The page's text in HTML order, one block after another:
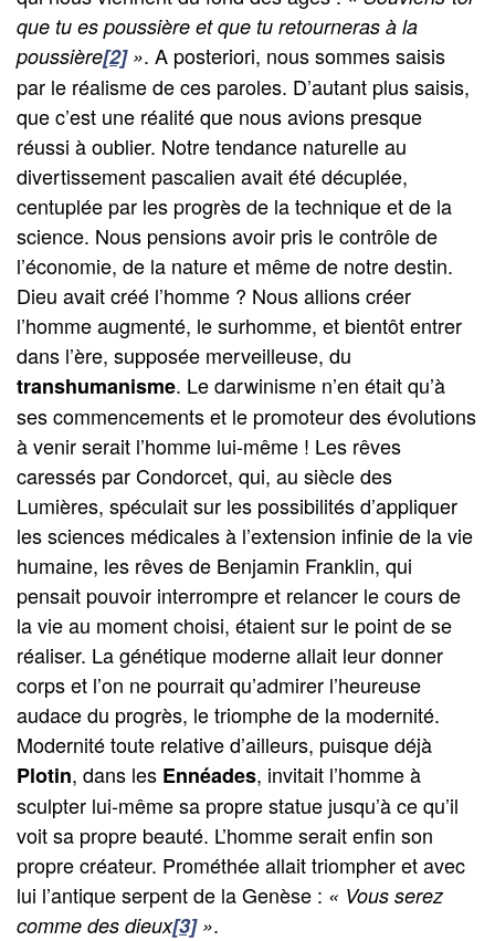
que tu es poussière et que tu retourneras à la
poussière[2]». A posteriori, nous sommes saisis
par le réalisme de ces paroles. D’autant plus saisis,
que c’est une réalité que nous avions presque
réussi à oublier. Notre tendance naturelle au
divertissement pascalien avait été décuplée,
centuplée par les progrès de la technique et de la
science. Nous pensions avoir pris le contrôle de
l’économie, de la nature et même de notre destin.
Dieu avait créé l’homme ? Nous allions créer
l’homme augmenté, le surhomme, et bientôt entrer
dans l’ère, supposée merveilleuse, du
transhumanisme. Le darwinisme n’en était qu’à
ses commencements et le promoteur des évolutions
à venir serait l’homme lui-même ! Les rêves
caressés par Condorcet, qui, au siècle des
Lumières, spéculait sur les possibilités d’appliquer
les sciences médicales à l’extension infinie de la vie
humaine, les rêves de Benjamin Franklin, qui
pensait pouvoir interrompre et relancer le cours de
la vie au moment choisi, étaient sur le point de se
réaliser. La génétique moderne allait leur donner
corps et l’on ne pourrait qu’admirer l’heureuse
audace du progrès, le triomphe de la modernité.
Modernité toute relative d’ailleurs, puisque déjà
Plotin, dans les Ennéades, invitait l’homme à
sculpter lui-même sa propre statue jusqu’à ce qu’il
voit sa propre beauté. L’homme serait enfin son
propre créateur. Prométhée allait triompher et avec
lui l’antique serpent de la Genèse : « Vous serez
comme des dieux[3]».